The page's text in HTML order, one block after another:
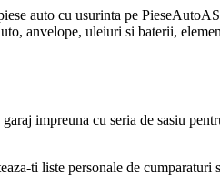
auto cu usurinta pe
anvelope, uleiuri si baterii,
impreuna cu seria de sasiu
ti liste personale de